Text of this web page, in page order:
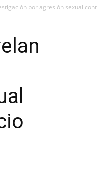
por agresión sexual